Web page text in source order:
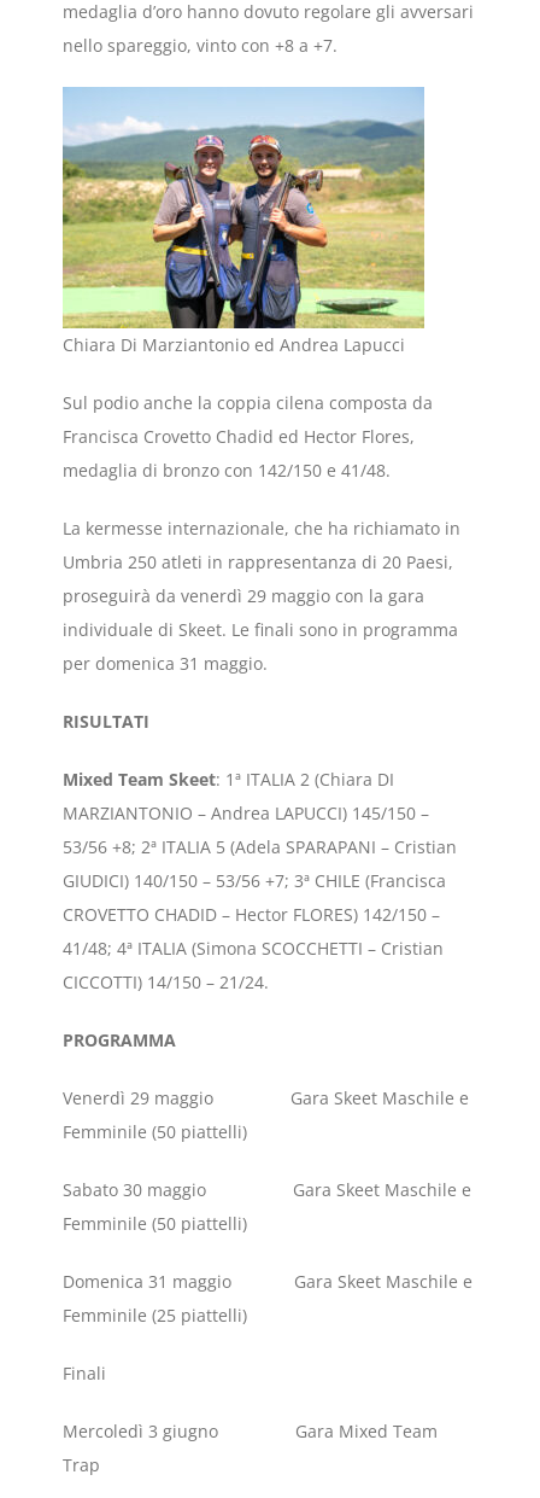
medaglia d’oro hanno dovuto regolare gli avversari
nello spareggio, vinto con +8 a +7.
Chiara Di Marziantonio ed Andrea Lapucci
Sul podio anche la coppia cilena composta da
Francisca Crovetto Chadid ed Hector Flores,
medaglia di bronzo con 142/150 e 41/48.
La kermesse internazionale, che ha richiamato in
Umbria 250 atleti in rappresentanza di 20 Paesi,
proseguirà da venerdì 29 maggio con la gara
individuale di Skeet. Le finali sono in programma
per domenica 31 maggio.
RISULTATI
Mixed Team Skeet: 1ª ITALIA 2 (Chiara DI
MARZIANTONIO – Andrea LAPUCCI) 145/150 –
53/56 +8; 2ª ITALIA 5 (Adela SPARAPANI – Cristian
GIUDICI) 140/150 – 53/56 +7; 3ª CHILE (Francisca
CROVETTO CHADID – Hector FLORES) 142/150 –
41/48; 4ª ITALIA (Simona SCOCCHETTI – Cristian
CICCOTTI) 14/150 – 21/24.
PROGRAMMA
Venerdì 29 maggio Gara Skeet Maschile e
Femminile (50 piattelli)
Sabato 30 maggio Gara Skeet Maschile e
Femminile (50 piattelli)
Domenica 31 maggio Gara Skeet Maschile e
Femminile (25 piattelli)
Finali
Mercoledì 3 giugno Gara Mixed Team
Trap